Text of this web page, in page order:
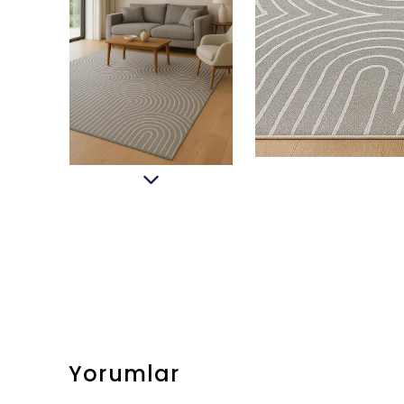
Yorumlar